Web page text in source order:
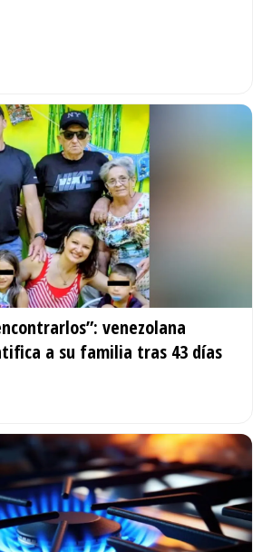
venezolana
a su familia tras 43 días